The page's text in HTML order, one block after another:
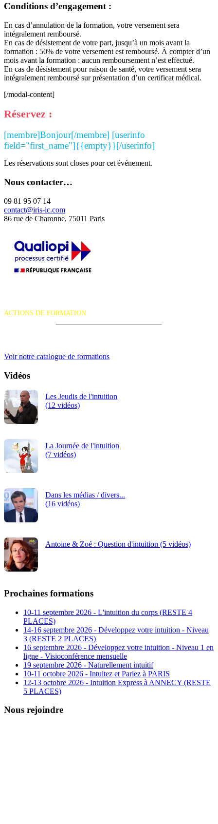
Conditions d’engagement :
En cas d’annulation de la formation, votre versement sera
intégralement remboursé.
En cas de désistement de votre part, jusqu’à un mois avant la
formation : 50% de votre versement est remboursé. À compter d’un
mois avant la formation : aucun remboursement n’est effectué.
En cas de désistement pour raison de santé, votre versement sera
intégralement remboursé sur présentation d’un certificat médical.
[/modal-content]
Réservez :
[membre]Bonjour[/membre] [userinfo
field="first_name"]{{empty}}[/userinfo]
Les réservations sont closes pour cet événement.
Nous contacter…
09 81 95 07 14
contact@iris-ic.com
86 rue de Charonne, 75011 Paris
ACTIONS DE FORMATION
Voir notre catalogue de formations
Vidéos
Les Jeudis de l'intuition
(12 vidéos)
La Journée de l'intuition
(7 vidéos)
Dans les médias / divers...
(16 vidéos)
Antoine & Zoé : Question d'intuition (5 vidéos)
Prochaines formations
10-11 septembre 2026 - L'intuition du corps (RESTE 4
PLACES)
14-16 septembre 2026 - Développez votre intuition - Niveau
3 (RESTE 2 PLACES)
16 septembre 2026 - Développez votre intuition - Niveau 1 en
ligne - Visioconférence mensuelle
19 septembre 2026 - Naturellement intuitif
10-11 octobre 2026 - Intuitez et Pariez à PARIS
12-13 octobre 2026 - Intuition Express à ANNECY (RESTE
5 PLACES)
Nous rejoindre